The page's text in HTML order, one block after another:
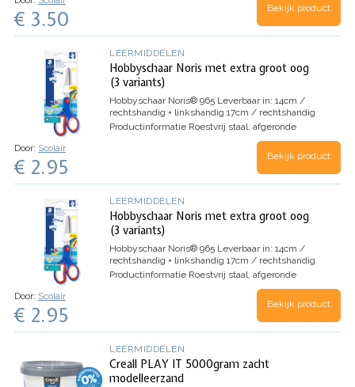
€ 3.50 Bekijk product
LEERMIDDELEN
Hobbyschaar Noris met extra groot oog
(3 variants)
Hobbyschaar Noris® 965 Leverbaar in: 14cm /
rechtshandig + linkshandig 17cm / rechtshandig
Productinformatie Roestvrij staal, afgeronde
Zachte, ergonomische gripzone Lange
Door: Scolair
€ 2.95 Bekijk product
LEERMIDDELEN
Hobbyschaar Noris met extra groot oog
(3 variants)
Hobbyschaar Noris® 965 Leverbaar in: 14cm /
rechtshandig + linkshandig 17cm / rechtshandig
Productinformatie Roestvrij staal, afgeronde
Zachte, ergonomische gripzone Lange
Door: Scolair
€ 2.95 Bekijk product
LEERMIDDELEN
Creall PLAY IT 5000gram zacht
modelleerzand